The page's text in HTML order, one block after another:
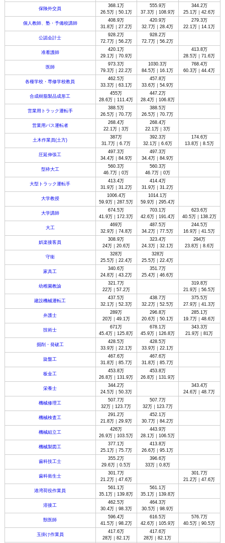
保険外交員
368.1万
26.5万｜50.1万
555.9万
37.3万｜108.9万
344.2万
25.1万｜42.6万
個人教師、塾・予備校講師
408.9万
31.8万｜27.2万
420.9万
32.7万｜28.4万
279.3万
22.1万｜14.1万
公認会計士
928.2万
72.7万｜56.2万
928.2万
72.7万｜56.2万
准看護師
420.1万
29.1万｜70.9万
413.8万
28.5万｜71.6万
医師
973.3万
79.3万｜22.2万
1030.3万
84.5万｜16.1万
768.4万
60.3万｜44.4万
各種学校・専修学校教員
462.5万
33.3万｜63.1万
457.8万
33.6万｜54.9万
合成樹脂製品成形工
455万
28.6万｜111.4万
447.2万
28.4万｜106.8万
営業用トラック運転手
388.5万
26.5万｜70.7万
388.5万
26.5万｜70.7万
営業用バス運転者
268.4万
22.1万｜3万
268.4万
22.1万｜3万
土木作業員(土方)
387万
31.7万｜6.7万
392.3万
32.1万｜6.6万
174.6万
13.8万｜8.5万
圧延伸張工
497.3万
34.4万｜84.9万
497.3万
34.4万｜84.9万
型枠大工
560.3万
46.7万｜0万
560.3万
46.7万｜0万
大型トラック運転手
413.4万
31.9万｜31.2万
414.4万
31.9万｜31.2万
大学教授
1006.4万
59.9万｜287.5万
1014.1万
59.9万｜295.4万
大学講師
674.5万
41.9万｜172.3万
703.1万
42.6万｜191.4万
623.6万
40.5万｜138.2万
大工
469万
32.9万｜74.8万
487.5万
34.2万｜77.5万
244.5万
16.9万｜41.5万
娯楽接客員
308.9万
24万｜20.6万
323.4万
24.3万｜32.1万
294万
23.8万｜8.6万
守衛
328万
25.5万｜22.4万
328万
25.5万｜22.4万
家具工
340.6万
24.8万｜43.2万
351.7万
25.4万｜46.6万
幼稚園教諭
321.7万
22万｜57.2万
319.8万
21.9万｜56.5万
建設機械運転工
437.5万
32.1万｜52.3万
438.7万
32.2万｜52.5万
375.5万
27.9万｜41.3万
弁護士
289万
20万｜49.1万
296.8万
20.6万｜50.1万
285.1万
19.7万｜48.6万
技術士
671万
45.4万｜125.8万
678.1万
45.9万｜126.8万
343.3万
21.9万｜81万
掘削・発破工
428.5万
33.9万｜22.1万
428.5万
33.9万｜22.1万
旋盤工
467.6万
31.8万｜85.7万
467.6万
31.8万｜85.7万
板金工
453.8万
26.8万｜131.9万
453.8万
26.8万｜131.9万
栄養士
344.2万
24.5万｜50.3万
343.4万
24.6万｜48.7万
機械修理工
507.7万
32万｜123.7万
507.7万
32万｜123.7万
機械検査工
291.2万
21.8万｜29.9万
452.1万
30.7万｜84.2万
機械組立工
426万
26.9万｜103.5万
443.9万
28.1万｜106.5万
機械製図工
377.1万
25.1万｜75.7万
413.8万
26.6万｜95.1万
歯科技工士
355.2万
29.6万｜0.5万
396.6万
33万｜0.8万
歯科衛生士
301.7万
21.2万｜47.6万
301.7万
21.2万｜47.6万
港湾荷役作業員
561.1万
35.1万｜139.8万
561.1万
35.1万｜139.8万
溶接工
462.5万
30.4万｜98.3万
464.3万
30.5万｜98.9万
獣医師
596.4万
41.5万｜98.2万
616.5万
42.6万｜105.9万
576.7万
40.5万｜90.5万
玉掛け作業員
417.6万
28万｜82.1万
417.6万
28万｜82.1万